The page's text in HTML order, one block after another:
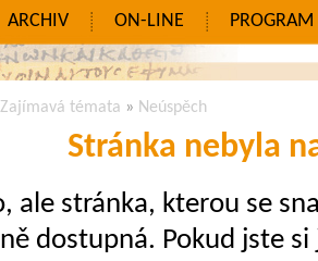
ARCHIV ON-LINE PROGRAM
Zajímavá témata » Neúspěch
Stránka nebyla
ale stránka, kterou se
dostupná. Pokud jste